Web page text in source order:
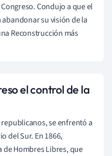
Condujo a que el
su visión de la
Reconstrucción más
el control de la
se enfrentó a
del Sur. En 1866,
de Hombres Libres, que